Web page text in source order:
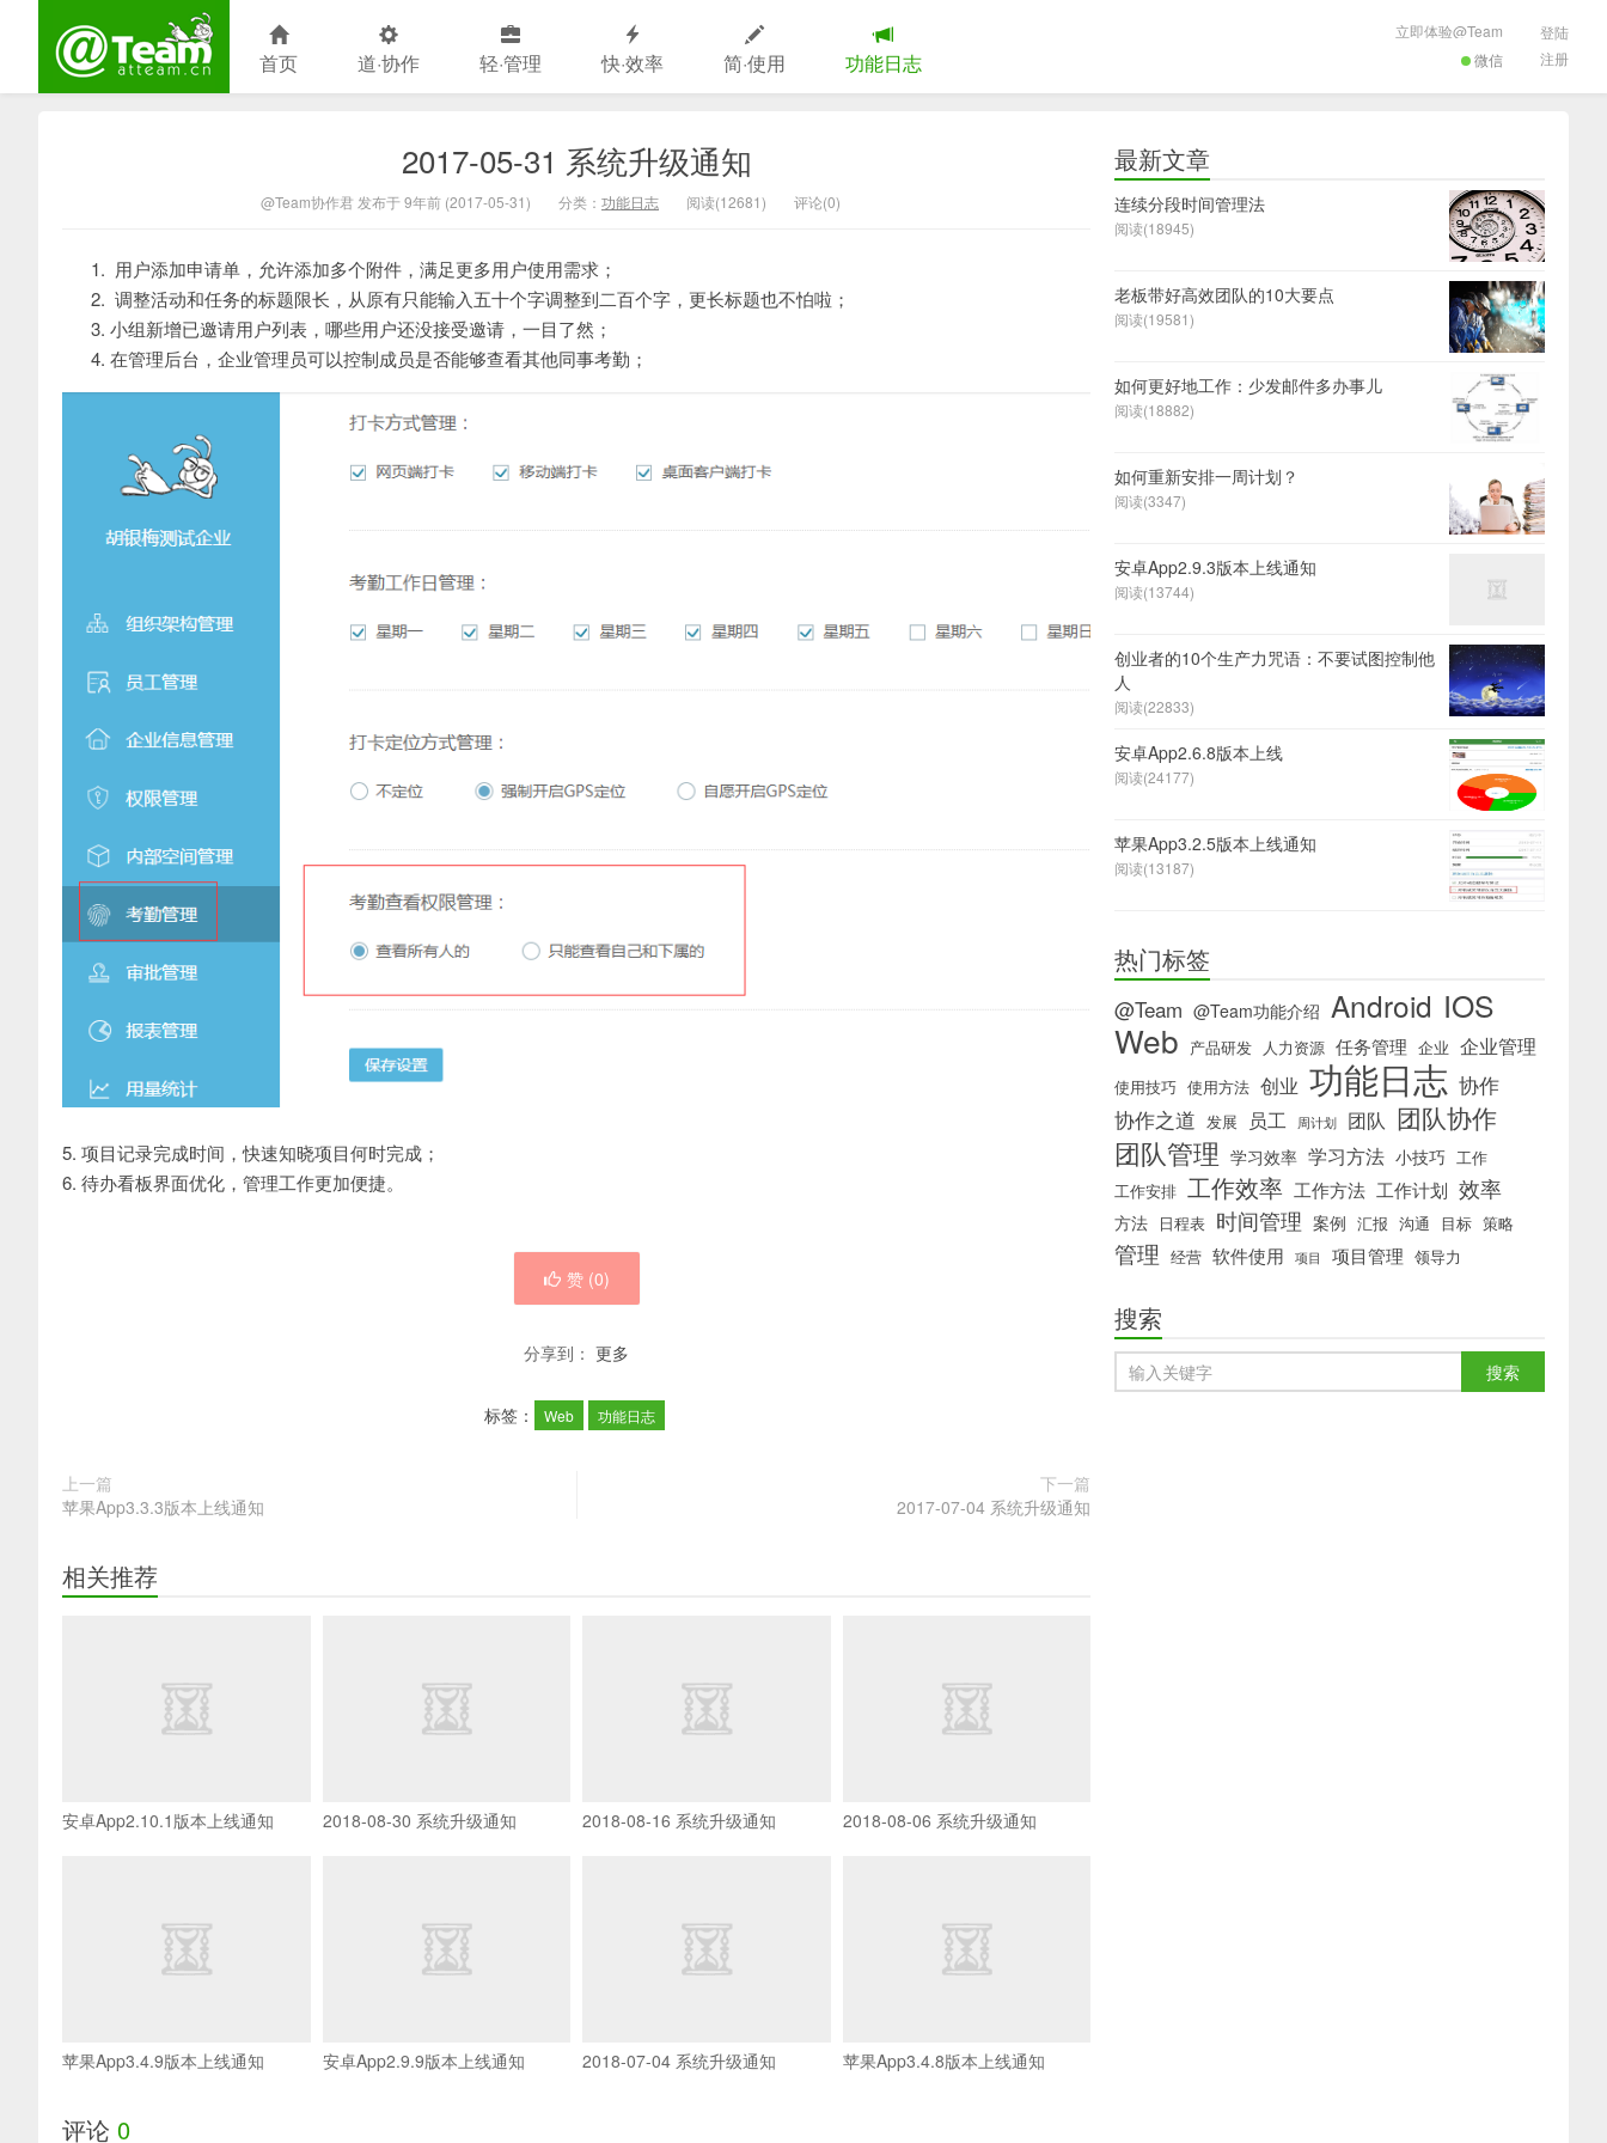
首页 道·协作 轻·管理 快·效率 简·使用 功能日志 微信
立即体验@Team
登陆
注册
2017-05-31 系统升级通知
@Team协作君 发布于 9年前 (2017-05-31) 分类： 功能日志 阅读(12681) 评论(0)
用户添加申请单，允许添加多个附件，满足更多用户使用需求；
调整活动和任务的标题限长，从原有只能输入五十个字调整到二百个字，更长标题也不怕啦；
小组新增已邀请用户列表，哪些用户还没接受邀请，一目了然；
在管理后台，企业管理员可以控制成员是否能够查看其他同事考勤；
5. 项目记录完成时间，快速知晓项目何时完成；
6. 待办看板界面优化，管理工作更加便捷。
赞 (0)
分享到： 更多
标签： Web 功能日志
上一篇
苹果App3.3.3版本上线通知
下一篇
2017-07-04 系统升级通知
相关推荐
安卓App2.10.1版本上线通知 2018-08-30 系统升级通知 2018-08-16 系统升级通知 2018-08-06 系统升级通知
苹果App3.4.9版本上线通知 安卓App2.9.9版本上线通知 2018-07-04 系统升级通知 苹果App3.4.8版本上线通知
评论 0
最新文章
连续分段时间管理法
阅读(18945)
老板带好高效团队的10大要点
阅读(19581)
如何更好地工作：少发邮件多办事儿
阅读(18882)
如何重新安排一周计划？
阅读(3347)
安卓App2.9.3版本上线通知
阅读(13744)
创业者的10个生产力咒语：不要试图控制他
人
阅读(22833)
安卓App2.6.8版本上线
阅读(24177)
苹果App3.2.5版本上线通知
阅读(13187)
热门标签
@Team @Team功能介绍 Android IOS
Web 产品研发 人力资源 任务管理 企业 企业管理
使用技巧 使用方法 创业 功能日志 协作
协作之道 发展 员工 周计划 团队 团队协作
团队管理 学习效率 学习方法 小技巧 工作
工作安排 工作效率 工作方法 工作计划 效率
方法 日程表 时间管理 案例 汇报 沟通 目标 策略
管理 经营 软件使用 项目 项目管理 领导力
搜索